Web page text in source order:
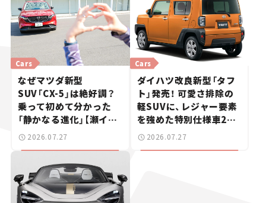
Cars
なぜマツダ新型
SUV「CX-5」は絶好調？
乗って初めて分かった
「静かなる進化」【瀬イオ
ナの試乗レビュー】
2026.07.27
Cars
ダイハツ改良新型「タフ
ト」発売！ 可愛さ排除の
軽SUVに、レジャー要素
を強めた特別仕様車2モ
デルを設定【新車ニュー
2026.07.27